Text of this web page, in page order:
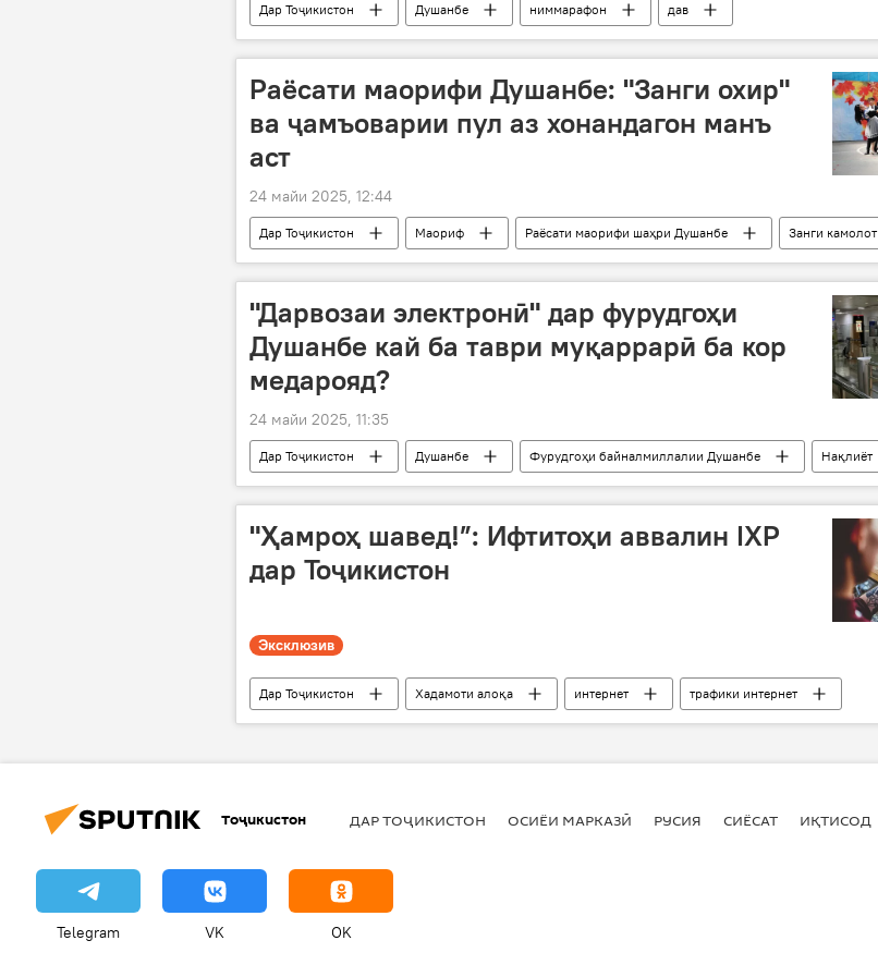
Дар Тоҷикистон Душанбе ниммарафон
дав
Навигариҳои варзиши Тоҷикистон
Раёсати маорифи Душанбе: "Занги охир"
ва ҷамъоварии пул аз хонандагон манъ
аст
24 майи 2025, 12:44
Дар Тоҷикистон Маориф Раёсати маорифи шаҳри Душанбе Занги камолот
"Дарвозаи электронӣ" дар фурудгоҳи
Душанбе кай ба таври муқаррарӣ ба кор
медарояд?
24 майи 2025, 11:35
Дар Тоҷикистон Душанбе Фурудгоҳи байналмиллалии Душанбе Нақлиёт
"Ҳамроҳ шавед!”: Ифтитоҳи аввалин IXP
дар Тоҷикистон
Эксклюзив
Дар Тоҷикистон Хадамоти алоқа интернет трафики интернет
Тоҷикистон ДАР ТОҶИКИСТОН ОСИЁИ МАРКАЗӢ РУСИЯ СИЁСАТ ИҚТИСОД
Telegram VK OK